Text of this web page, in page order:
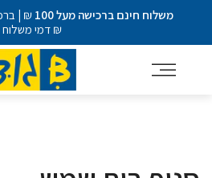
משלוח חינם ברכישה מעל 100
₪ דמי משלוח